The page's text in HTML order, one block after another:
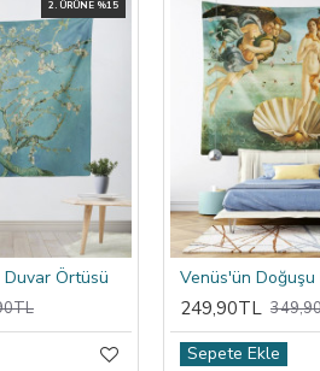
2. ÜRÜNE %15
Örtüsü Venüs'ün
249,90TL
Sepete Ekle